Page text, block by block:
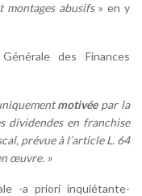
montages abusifs» en y
des Finances
motivéepar la
dividendes en franchise
prévue à l’article L. 64
œuvre. »
-a priori inquiétante-